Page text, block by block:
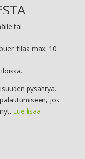
tai
tilaa max. 10
pysähtyä.
jos
Lue lisää